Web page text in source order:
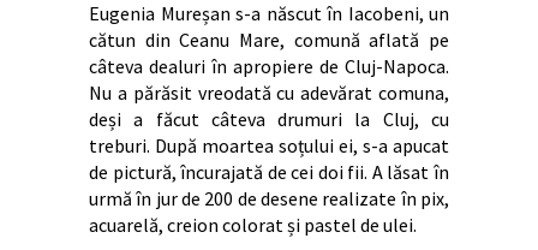
Eugenia Mureșan s-a născut în Iacobeni, un
cătun din Ceanu Mare, comună aflată pe
câteva dealuri în apropiere de Cluj-Napoca.
Nu a părăsit vreodată cu adevărat comuna,
deși a făcut câteva drumuri la Cluj, cu
treburi. După moartea soțului ei, s-a apucat
de pictură, încurajată de cei doi fii. A lăsat în
urmă în jur de 200 de desene realizate în pix,
acuarelă, creion colorat și pastel de ulei.